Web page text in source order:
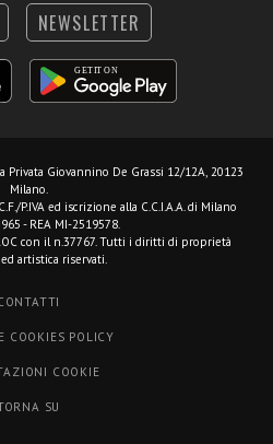
NEWSLETTER
Privata Giovannino De Grassi 12/12A, 20123
Milano.
P.IVA ed iscrizione alla C.C.I.A.A. di Milano
- REA MI-2519578.
con il n.37767. Tutti i diritti di proprietà
artistica riservati.
COOKIES POLICY
COOKIE
SU